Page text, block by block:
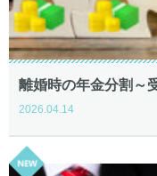
離婚時の年金分割～
2026.04.14